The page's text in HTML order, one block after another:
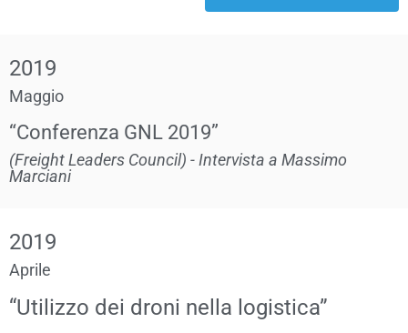
2019
Maggio
“Conferenza GNL 2019”
(Freight Leaders Council) - Intervista a Massimo
Marciani
2019
Aprile
“Utilizzo dei droni nella logistica”